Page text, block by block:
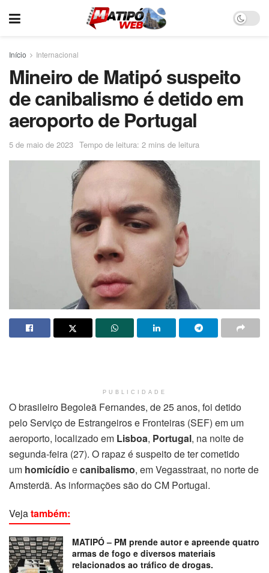
Início Internacional
Mineiro de Matipó suspeito
de canibalismo é detido em
aeroporto de Portugal
5 de maio de 2023 Tempo de leitura: 2 mins de leitura
PUBLICIDADE
O brasileiro Begoleã Fernandes, de 25 anos, foi detido
pelo Serviço de Estrangeiros e Fronteiras (SEF) em um
aeroporto, localizado em Lisboa, Portugal, na noite de
segunda-feira (27). O rapaz é suspeito de ter cometido
um homicídio ecanibalismo, em Vegasstraat, no norte de
Amsterdã. As informações são do CM Portugal.
Vejatambém:
MATIPÓ – PM prende autor e apreende quatro
armas de fogo e diversos materiais
relacionados ao tráfico de drogas.